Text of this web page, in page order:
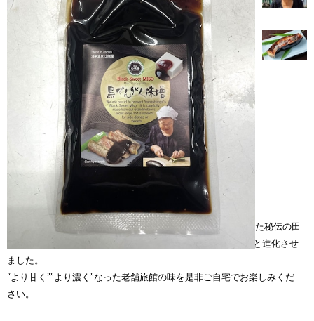
湯平温泉「旅館山城屋」の大女将が50年来に亘って作り続けた秘伝の田
楽味噌を、和食からスイーツまで幅広く使える万能調味料へと進化させ
ました。
“より甘く””より濃く”なった老舗旅館の味を是非ご自宅でお楽しみくだ
さい。